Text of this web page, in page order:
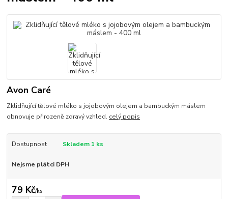
Avon Caré
Zklidňující tělové mléko s jojobovým olejem a bambuckým máslem
obnovuje přirozeně zdravý vzhled. celý popis
Dostupnost Skladem 1 ks
Nejsme plátci DPH
79 Kč/ks